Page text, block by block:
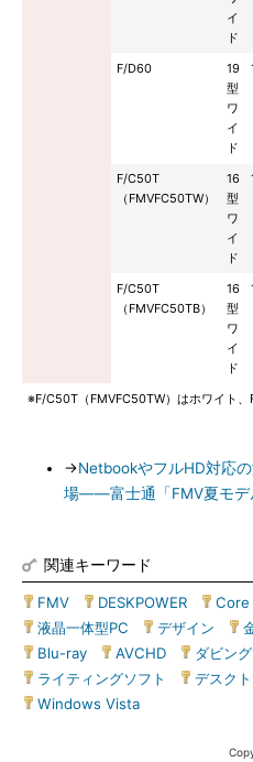
イ
ド
F/D60
19
型
ワ
イ
ド
F/C50T
（FMVFC50TW）
16
型
ワ
イ
ド
F/C50T
（FMVFC50TB）
16
型
ワ
イ
ド
※F/C50T（FMVFC50TW）はホワイト
→NetbookやフルHD対応
場――富士通「FMV夏モデ
関連キーワード
FMV DESKPOWER Core
液晶一体型PC
デザイン
Blu-ray
AVCHD ダビン
ライティングソフト
デスク
Windows Vista